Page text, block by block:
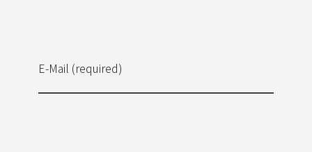
E-Mail (required)